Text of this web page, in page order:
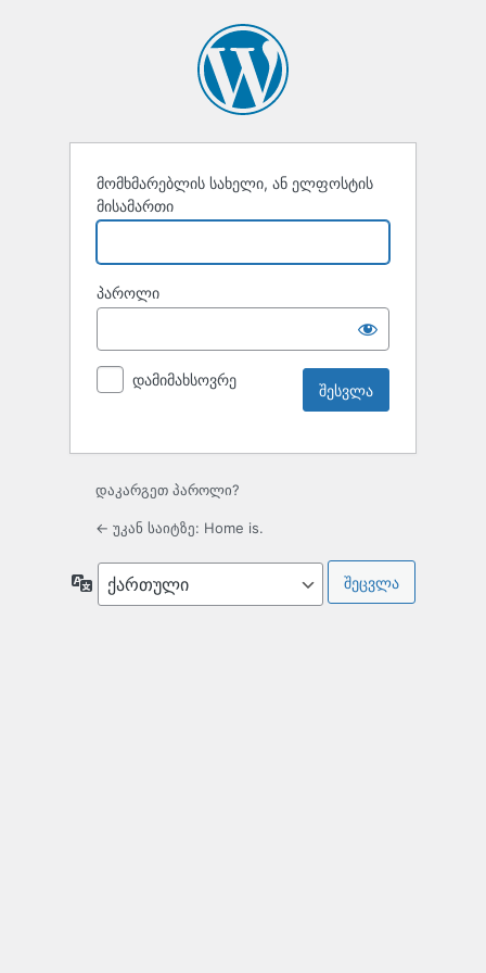
მომხმარებლის სახელი, ან ელფოსტის
მისამართი
პაროლი
დამიმახსოვრე
დაკარგეთ პაროლი?
← უკან საიტზე: Home is.
ენა